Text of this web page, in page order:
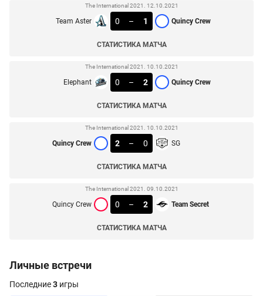
The International 2021. 12.10.2021
Team Aster 0 – 1 Quincy Crew
СТАТИСТИКА МАТЧА
The International 2021. 10.10.2021
Elephant 0 – 2 Quincy Crew
СТАТИСТИКА МАТЧА
The International 2021. 10.10.2021
Quincy Crew 2 – 0 SG
СТАТИСТИКА МАТЧА
The International 2021. 09.10.2021
Quincy Crew 0 – 2 Team Secret
СТАТИСТИКА МАТЧА
Личные встречи
Последние3 игры